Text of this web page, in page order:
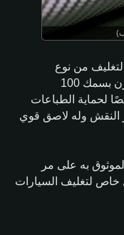
من نوع
Celadon هو فيلم لاصق PVC ناعم ومرن بسمك 100
خصيصًا لحماية الطباعات
النقش وله لاصق قوي
به على مر
خاص لتغليف السيارات